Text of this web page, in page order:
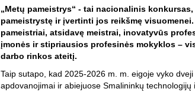
„Metų pameistrys“ - tai nacionalinis
pameistrystę ir įvertinti jos reikšmę
pameistriai, atsidavę meistrai, inovatyvūs
įmonės ir stipriausios profesinės mokyklos –
darbo rinkos ateitį.
Taip sutapo, kad 2025-2026 m. m. eigoje vyko
apdovanojimai ir abiejuose Smalininkų